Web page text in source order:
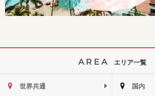
AREA エリア一覧
世界共通 国内